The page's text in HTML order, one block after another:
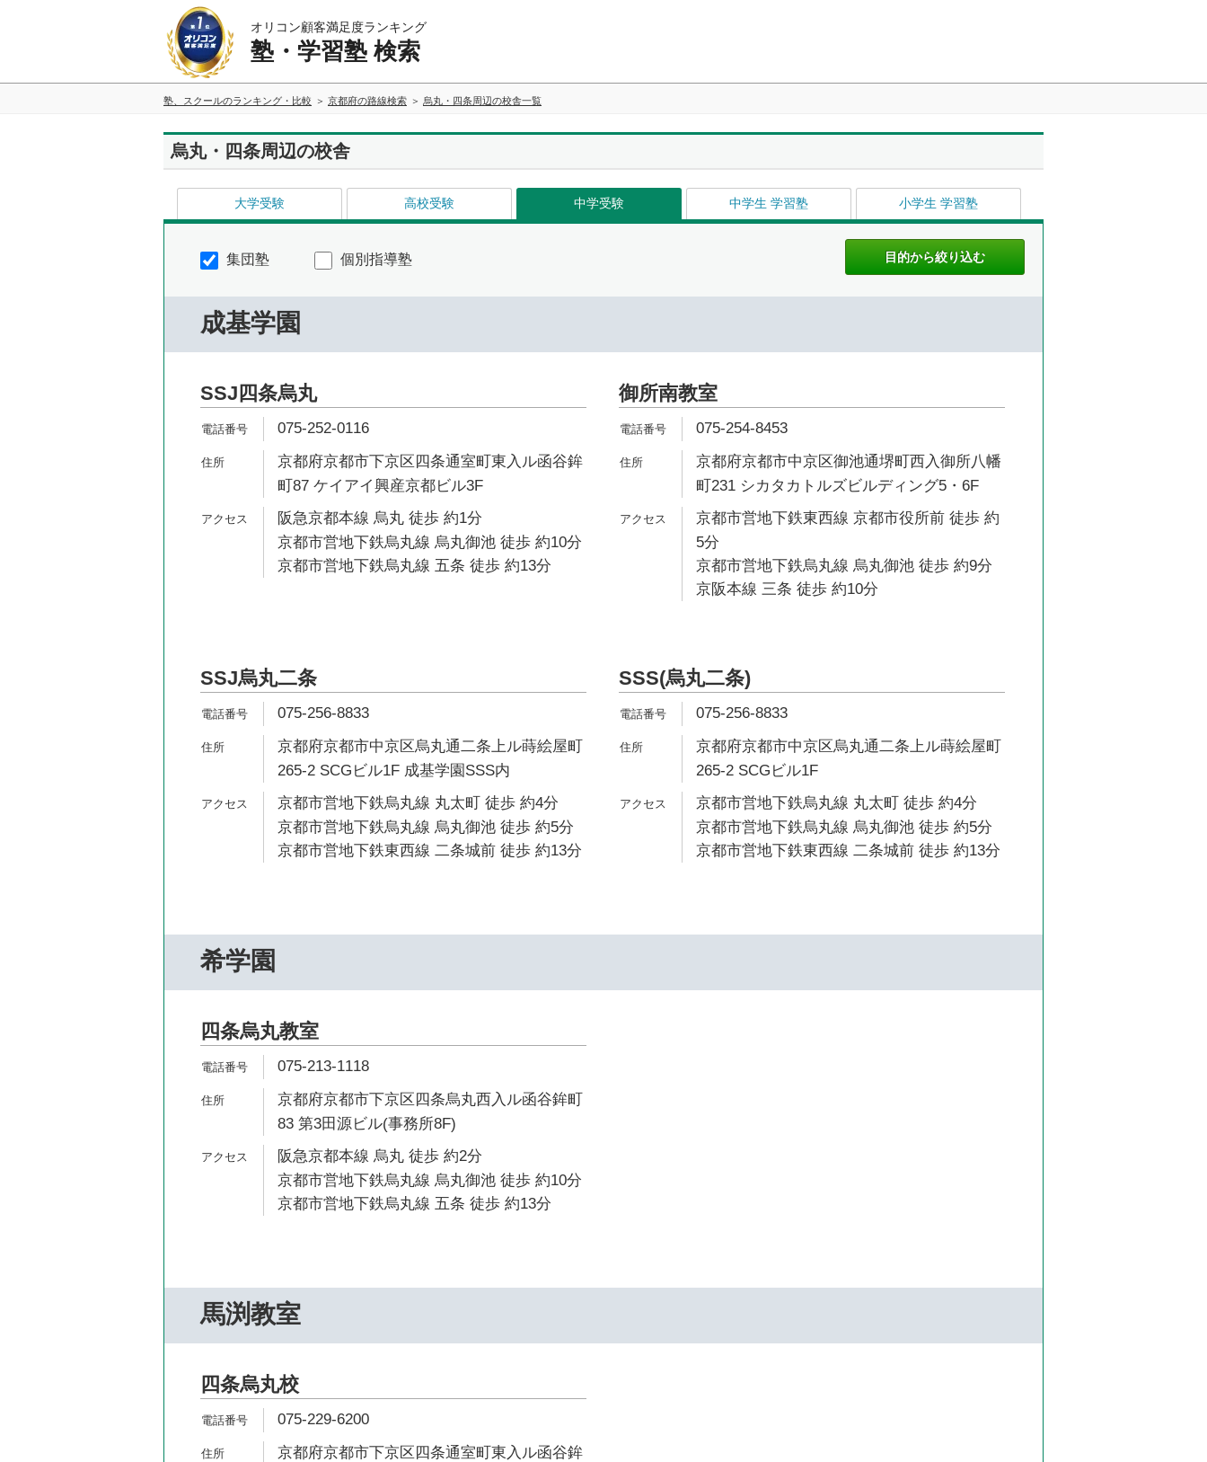
オリコン顧客満足度ランキング
塾・学習塾 検索
塾、スクールのランキング・比較 京都府の路線検索 烏丸・四条周辺の校舎一覧
烏丸・四条周辺の校舎
大学受験 高校受験 中学受験 中学生 学習塾 小学生 学習塾
集団塾 個別指導塾
成基学園
SSJ四条烏丸
075-252-0116
京都府京都市下京区四条通室町東入ル函谷鉾
町87 ケイアイ興産京都ビル3F
阪急京都本線 烏丸 徒歩 約1分
京都市営地下鉄烏丸線 烏丸御池 徒歩 約10分
京都市営地下鉄烏丸線 五条 徒歩 約13分
御所南教室
075-254-8453
京都府京都市中京区御池通堺町西入御所八幡
町231 シカタカトルズビルディング5・6F
京都市営地下鉄東西線 京都市役所前 徒歩 約
5分
京都市営地下鉄烏丸線 烏丸御池 徒歩 約9分
京阪本線 三条 徒歩 約10分
SSJ烏丸二条
075-256-8833
京都府京都市中京区烏丸通二条上ル蒔絵屋町
265-2 SCGビル1F 成基学園SSS内
京都市営地下鉄烏丸線 丸太町 徒歩 約4分
京都市営地下鉄烏丸線 烏丸御池 徒歩 約5分
京都市営地下鉄東西線 二条城前 徒歩 約13分
SSS(烏丸二条)
075-256-8833
京都府京都市中京区烏丸通二条上ル蒔絵屋町
265-2 SCGビル1F
京都市営地下鉄烏丸線 丸太町 徒歩 約4分
京都市営地下鉄烏丸線 烏丸御池 徒歩 約5分
京都市営地下鉄東西線 二条城前 徒歩 約13分
希学園
四条烏丸教室
075-213-1118
京都府京都市下京区四条烏丸西入ル函谷鉾町
83 第3田源ビル(事務所8F)
阪急京都本線 烏丸 徒歩 約2分
京都市営地下鉄烏丸線 烏丸御池 徒歩 約10分
京都市営地下鉄烏丸線 五条 徒歩 約13分
馬渕教室
四条烏丸校
075-229-6200
京都府京都市下京区四条通室町東入ル函谷鉾